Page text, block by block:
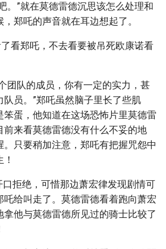
。”就在莫德雷德沉思该怎么处理和
郑吒的声音就在耳边想起了。
看郑吒，不去看要被吊死欧康诺看
团队的成员，你有一定的实力，甚
员。”郑吒虽然脑子里长了些肌
笨蛋，他知道在这场恐怖片里莫德雷
前来看莫德雷德没有什么不妥的地
只要稍加注意，郑吒有把握咒怨中
口拒绝，可惜那边萧宏律发现剧情可
给叫走了。莫德雷德看着跑向萧宏
他与莫德雷德所见过的骑士比较了